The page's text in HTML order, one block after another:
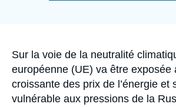
Accroche
Sur la voie de la neutralité
européenne (UE) va être exposée
croissante des prix de l’énergie et
vulnérable aux pressions de la